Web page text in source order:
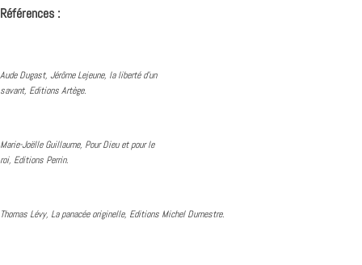
Références :
Aude Dugast, Jérôme Lejeune, la liberté d’un
savant, Editions Artège.
Marie-Joëlle Guillaume, Pour Dieu et pour le
roi, Editions Perrin.
Thomas Lévy, La panacée originelle, Editions Michel Dumestre.